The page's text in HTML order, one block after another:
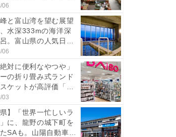
06
と富山湾を望む展望
水深333mの海洋深
。富山県の人気日
06
絶対に便利なやつや」
の折り畳み式ランド
ケットが高評価「使
03
県】「世界一忙しいラ
に、龍野の城下町を
SAも。山陽自動車